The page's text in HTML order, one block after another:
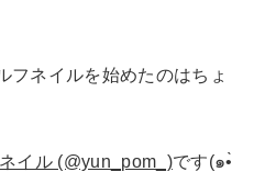
フネイルを始めたのはちょ
イル (@yun_pom_)です(๑•̀